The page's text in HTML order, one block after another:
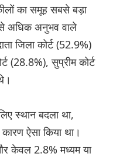
का समूह सबसे बड़ा
अधिक अनुभव वाले
जिला कोर्ट (52.9%)
(28.8%), सुप्रीम कोर्ट
स्थान बदला था,
ऐसा किया था।
केवल 2.8% मध्यम या